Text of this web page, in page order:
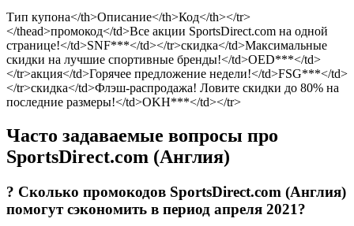
Тип купона</th>Описание</th>Код</th></tr>
</thead>промокод</td>Все акции SportsDirect.com на одной
странице!</td>SNF***</td></tr>скидка</td>Максимальные
скидки на лучшие спортивные бренды!</td>OED***</td>
</tr>акция</td>Горячее предложение недели!</td>FSG***</td>
</tr>скидка</td>Флэш-распродажа! Ловите скидки до 80% на
последние размеры!</td>OKH***</td></tr>
Часто задаваемые вопросы про
SportsDirect.com (Англия)
? Сколько промокодов SportsDirect.com (Англия)
помогут сэкономить в период апреля 2021?